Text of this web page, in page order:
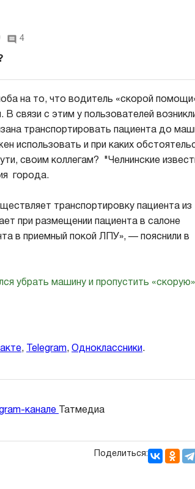
4
на то, что водитель «скорой
связи с этим у пользователей
транспортировать пациента до
использовать и при каких
своим коллегам? "Челнинские
города.
транспортировку пациента из
при размещении пациента в салоне
в приемный покой ЛПУ», — пояснили в
убрать машину и пропустить
, Telegram, Одноклассники.
канале Татмедиа
Поделиться: